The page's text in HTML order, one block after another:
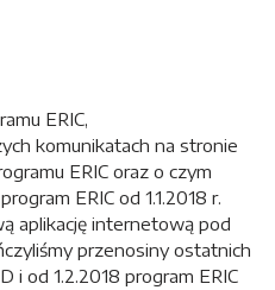
ERIC,
komunikatach na stronie
ERIC oraz o czym
ERIC od 1.1.2018 r.
aplikację internetową pod
przenosiny ostatnich
i od 1.2.2018 program ERIC